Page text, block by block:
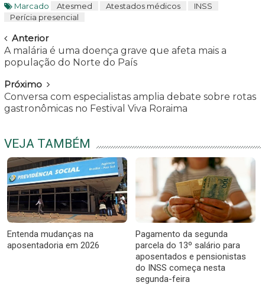
Marcado Atesmed Atestados médicos
INSS
Perícia presencial
Navegar
Anterior
A malária é uma doença grave que afeta mais a
população do Norte do País
Próximo
Conversa com especialistas amplia debate sobre rotas
gastronômicas no Festival Viva Roraima
VEJA TAMBÉM
Entenda mudanças na
aposentadoria em 2026
Pagamento da segunda
parcela do 13º salário para
aposentados e pensionistas
do INSS começa nesta
segunda-feira